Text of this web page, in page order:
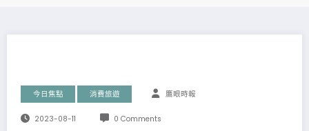
今日焦點 消費旅遊 鷹眼時報
2023-08-11 0 Comments